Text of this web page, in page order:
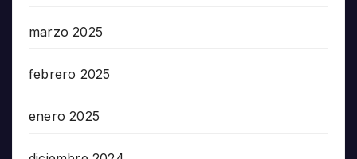
marzo 2025
febrero 2025
enero 2025